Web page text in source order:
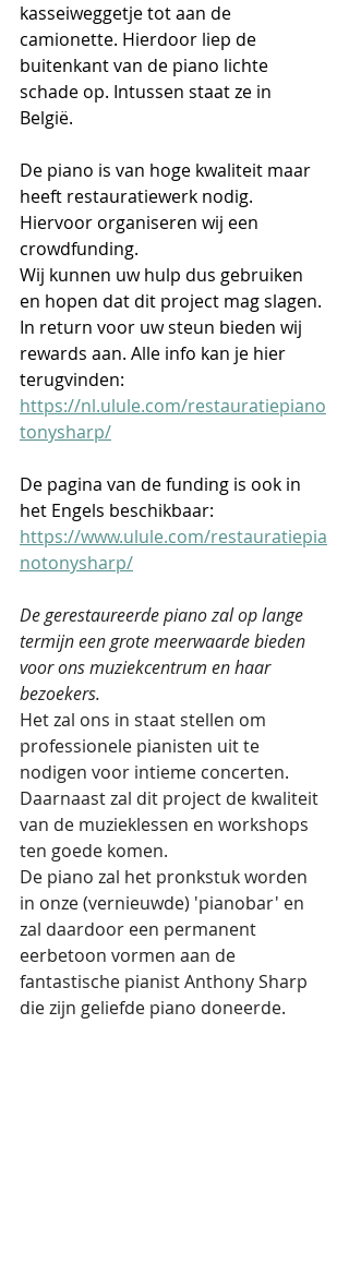
kasseiweggetje tot aan de
camionette. Hierdoor liep de
buitenkant van de piano lichte
schade op. Intussen staat ze in
België.
De piano is van hoge kwaliteit maar
heeft restauratiewerk nodig.
Hiervoor organiseren wij een
crowdfunding.
Wij kunnen uw hulp dus gebruiken
en hopen dat dit project mag slagen.
In return voor uw steun bieden wij
rewards aan. Alle info kan je hier
terugvinden:
https://nl.ulule.com/restauratiepiano
tonysharp/
De pagina van de funding is ook in
het Engels beschikbaar:
https://www.ulule.com/restauratiepia
notonysharp/
De gerestaureerde piano zal op lange
termijn een grote meerwaarde bieden
voor ons muziekcentrum en haar
bezoekers.
Het zal ons in staat stellen om
professionele pianisten uit te
nodigen voor intieme concerten.
Daarnaast zal dit project de kwaliteit
van de muzieklessen en workshops
ten goede komen.
De piano zal het pronkstuk worden
in onze (vernieuwde) 'pianobar' en
zal daardoor een permanent
eerbetoon vormen aan de
fantastische pianist Anthony Sharp
die zijn geliefde piano doneerde.